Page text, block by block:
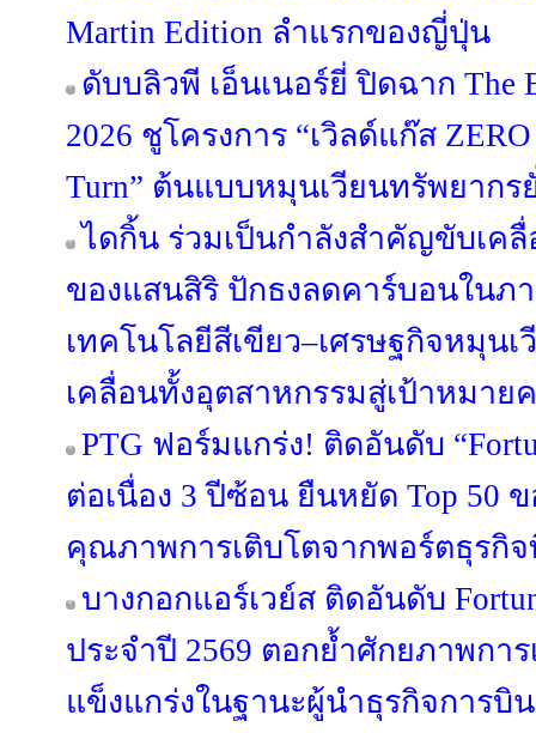
Martin Edition ลำแรกของญี่ปุ่น
ดับบลิวพี เอ็นเนอร์ยี่ ปิดฉาก The
2026 ชูโครงการ “เวิลด์แก๊ส
Turn” ต้นแบบหมุนเวียนทรัพยากร
ไดกิ้น ร่วมเป็นกำลังสำคัญขับเคลื่
ของแสนสิริ ปักธงลดคาร์บอนในภ
เทคโนโลยีสีเขียว–เศรษฐกิจหมุน
เคลื่อนทั้งอุตสาหกรรมสู่เป้าหมาย
PTG ฟอร์มแกร่ง! ติดอันดับ
ต่อเนื่อง 3 ปีซ้อน ยืนหยัด Top 50
คุณภาพการเติบโตจากพอร์ตธุรกิ
บางกอกแอร์เวย์ส ติดอันดับ
ประจำปี 2569 ตอกย้ำศักยภาพกา
แข็งแกร่งในฐานะผู้นำธุรกิจการบิ